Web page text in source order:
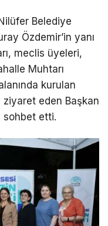
Belediye
Özdemir’in yanı
meclis üyeleri,
Muhtarı
kurulan
ziyaret eden Başkan
sohbet etti.